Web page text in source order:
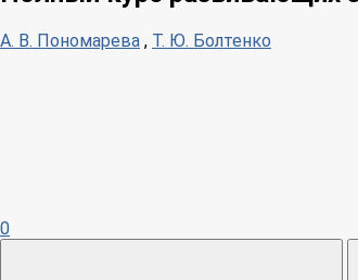
А. В. Пономарева , Т. Ю. Болтенко
0